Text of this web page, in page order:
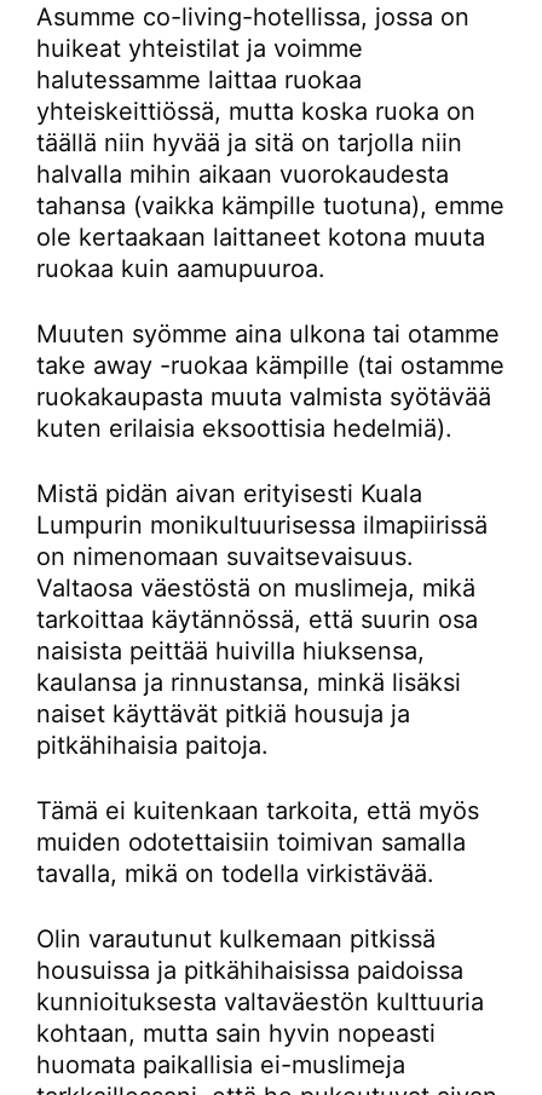
Asumme co-living-hotellissa, jossa on
huikeat yhteistilat ja voimme
halutessamme laittaa ruokaa
yhteiskeittiössä, mutta koska ruoka on
täällä niin hyvää ja sitä on tarjolla niin
halvalla mihin aikaan vuorokaudesta
tahansa (vaikka kämpille tuotuna), emme
ole kertaakaan laittaneet kotona muuta
ruokaa kuin aamupuuroa.
Muuten syömme aina ulkona tai otamme
take away -ruokaa kämpille (tai ostamme
ruokakaupasta muuta valmista syötävää
kuten erilaisia eksoottisia hedelmiä).
Mistä pidän aivan erityisesti Kuala
Lumpurin monikultuurisessa ilmapiirissä
on nimenomaan suvaitsevaisuus.
Valtaosa väestöstä on muslimeja, mikä
tarkoittaa käytännössä, että suurin osa
naisista peittää huivilla hiuksensa,
kaulansa ja rinnustansa, minkä lisäksi
naiset käyttävät pitkiä housuja ja
pitkähihaisia paitoja.
Tämä ei kuitenkaan tarkoita, että myös
muiden odotettaisiin toimivan samalla
tavalla, mikä on todella virkistävää.
Olin varautunut kulkemaan pitkissä
housuissa ja pitkähihaisissa paidoissa
kunnioituksesta valtaväestön kulttuuria
kohtaan, mutta sain hyvin nopeasti
huomata paikallisia ei-muslimeja